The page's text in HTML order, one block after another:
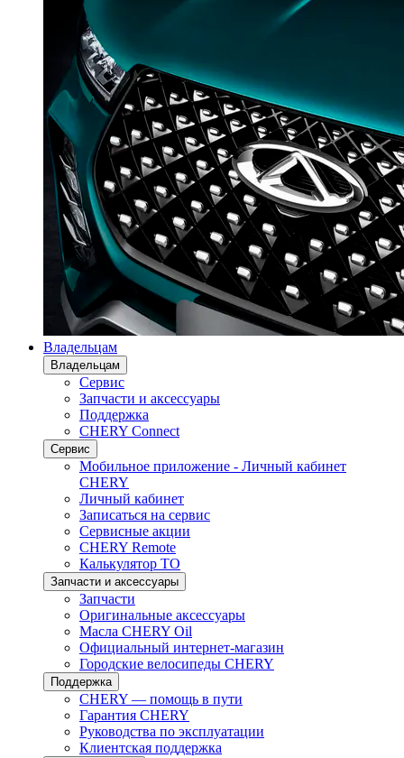
Владельцам
Владельцам
Сервис
Запчасти и аксессуары
Поддержка
CHERY Connect
Сервис
Мобильное приложение - Личный кабинет
CHERY
Личный кабинет
Записаться на сервис
Сервисные акции
CHERY Remote
Калькулятор ТО
Запчасти и аксессуары
Запчасти
Оригинальные аксессуары
Масла CHERY Oil
Официальный интернет-магазин
Городские велосипеды CHERY
Поддержка
CHERY — помощь в пути
Гарантия CHERY
Руководства по эксплуатации
Клиентская поддержка